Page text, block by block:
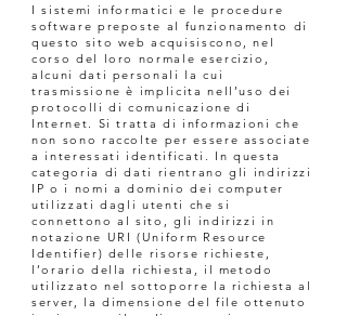
I sistemi informatici e le procedure
software preposte al funzionamento di
questo sito web acquisiscono, nel
corso del loro normale esercizio,
alcuni dati personali la cui
trasmissione è implicita nell’uso dei
protocolli di comunicazione di
Internet. Si tratta di informazioni che
non sono raccolte per essere associate
a interessati identificati. In questa
categoria di dati rientrano gli indirizzi
IP o i nomi a dominio dei computer
utilizzati dagli utenti che si
connettono al sito, gli indirizzi in
notazione URI (Uniform Resource
Identifier) delle risorse richieste,
l’orario della richiesta, il metodo
utilizzato nel sottoporre la richiesta al
server, la dimensione del file ottenuto